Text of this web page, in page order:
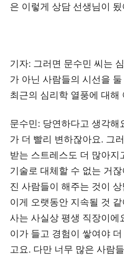
은 이렇게 상담 선생님이 됬
기자: 그러면 문수민 씨는
가 아닌 사람들의 시선을
최근의 심리학 열풍에 대해
문수민: 당연하다고 생각해
가 더 빨리 변하잖아요. 그
받는 스트레스도 더 많아지
기술로 대체할 수 없는 거
진 사람들이 해주는 것이
이게 오랫동안 지속될 것
사는 사실상 평생 직장이에
이가 들고 경험이 쌓여야
고요. 다만 너무 많은 사람